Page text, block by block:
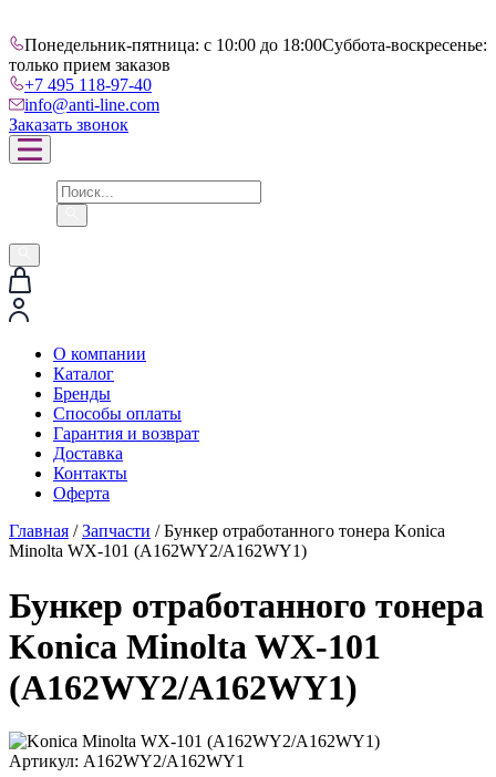
Понедельник-пятница: с 10:00 до 18:00Суббота-воскресенье:
только прием заказов
+7 495 118-97-40
info@anti-line.com
Заказать звонок
О компании
Каталог
Бренды
Способы оплаты
Гарантия и возврат
Доставка
Контакты
Оферта
Главная /Запчасти / Бункер отработанного тонера Konica
Minolta WX-101 (A162WY2/A162WY1)
Бункер отработанного тонера
Konica Minolta WX-101
(A162WY2/A162WY1)
Артикул: A162WY2/A162WY1